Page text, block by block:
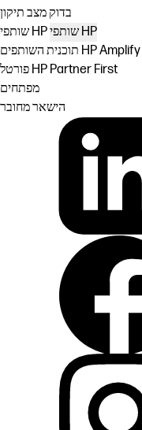
בדוק מצב תיקון
שותפי HP
שותפי HP
תוכנית השותפים HP Amplify
פורטל HP Partner First
מפתחים
הישאר מחובר